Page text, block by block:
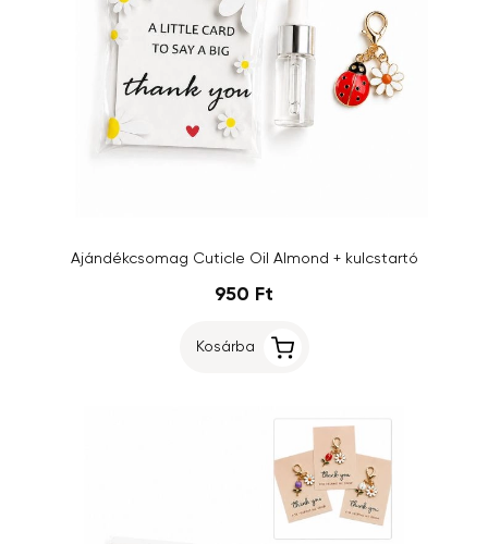
Ajándékcsomag Cuticle Oil Almond + kulcstartó
950 Ft
Kosárba